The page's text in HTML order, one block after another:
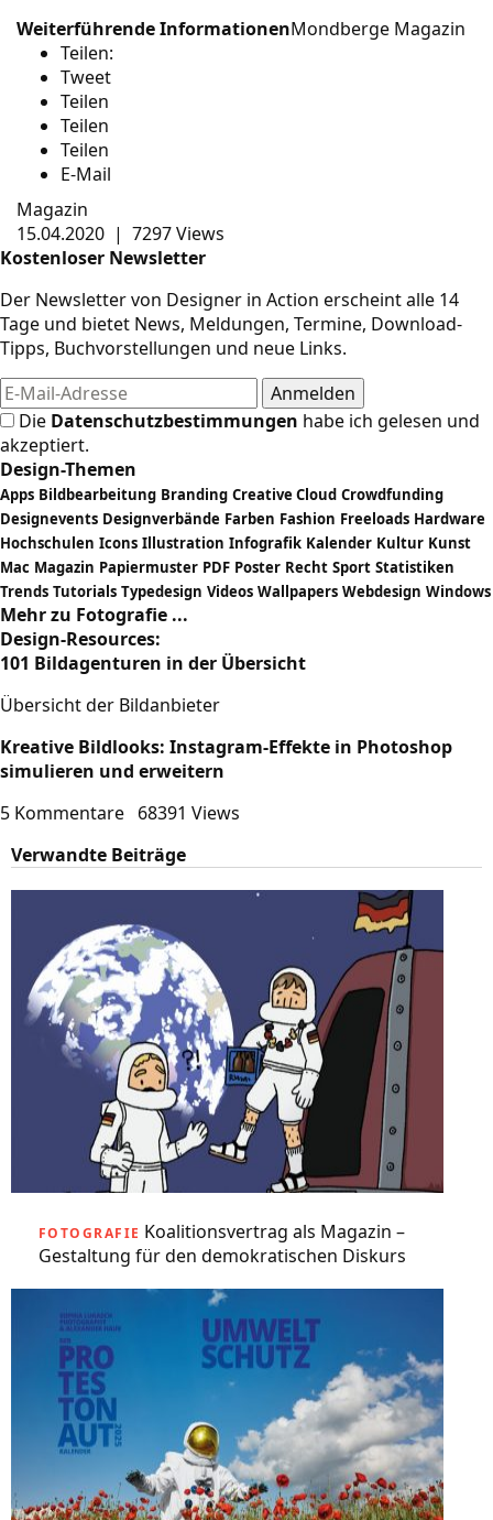
Weiterführende InformationenMondberge Magazin
Teilen:
Tweet
Teilen
Teilen
Teilen
E-Mail
Magazin
15.04.2020 | 7297 Views
Kostenloser Newsletter
Der Newsletter von Designer in Action erscheint alle 14
Tage und bietet News, Meldungen, Termine, Download-
Tipps, Buchvorstellungen und neue Links.
Die Datenschutzbestimmungen habe ich gelesen und
akzeptiert.
Design-Themen
Apps Bildbearbeitung Branding Creative Cloud Crowdfunding
Designevents Designverbände Farben Fashion Freeloads Hardware
Hochschulen Icons Illustration Infografik Kalender Kultur Kunst
Mac Magazin Papiermuster PDF Poster Recht Sport Statistiken
Trends Tutorials Typedesign Videos Wallpapers Webdesign Windows
Mehr zu Fotografie ...
Design-Resources:
101 Bildagenturen in der Übersicht
Übersicht der Bildanbieter
Kreative Bildlooks: Instagram-Effekte in Photoshop
simulieren und erweitern
5 Kommentare 68391 Views
Verwandte Beiträge
FOTOGRAFIE Koalitionsvertrag als Magazin –
Gestaltung für den demokratischen Diskurs